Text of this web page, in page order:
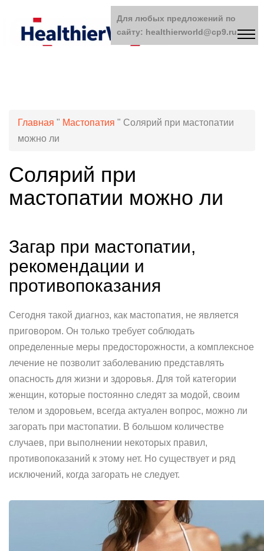
Главная " Мастопатия " Солярий при мастопатии
можно ли
Солярий при
мастопатии можно ли
Загар при мастопатии,
рекомендации и
противопоказания
Сегодня такой диагноз, как мастопатия, не является
приговором. Он только требует соблюдать
определенные меры предосторожности, а комплексное
лечение не позволит заболеванию представлять
опасность для жизни и здоровья. Для той категории
женщин, которые постоянно следят за модой, своим
телом и здоровьем, всегда актуален вопрос, можно ли
загорать при мастопатии. В большом количестве
случаев, при выполнении некоторых правил,
противопоказаний к этому нет. Но существует и ряд
исключений, когда загорать не следует.
Для любых предложений по
сайту: healthierworld@cp9.ru